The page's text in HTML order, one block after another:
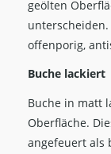
geölten
offenporig,
Buche lackiert
Buche in matt
Oberfläche.
angefeuert als